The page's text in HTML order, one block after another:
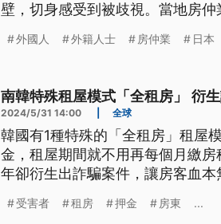
壁，切身感受到被歧視。當地房
坦承無法可管。
外國人 外籍人士 房仲業 日本
南韓特殊租屋模式「全租房」 衍
2024/5/31 14:00 全球
韓國有1種特殊的「全租房」租屋
金，租屋期間就不用再每個月繳
年卻衍生出詐騙案件，讓房客血本
受害者 租房 押金 房東 ...